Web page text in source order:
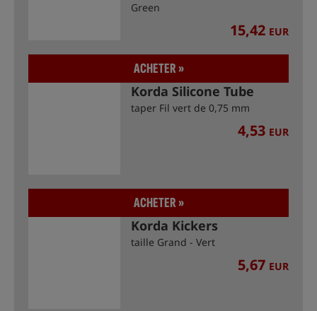
Green
15,42 EUR
ACHETER »
Korda Silicone Tube
taper Fil vert de 0,75 mm
4,53 EUR
ACHETER »
Korda Kickers
taille Grand - Vert
5,67 EUR